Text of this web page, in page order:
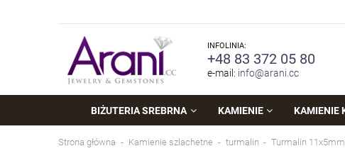
INFOLINIA:
+48 83 372 05 80
e-mail: info@arani.cc
BIŻUTERIA SREBRNA KAMIENIE KAMIENIE
Strona główna Kamienie szlachetne turmalin Turmalin